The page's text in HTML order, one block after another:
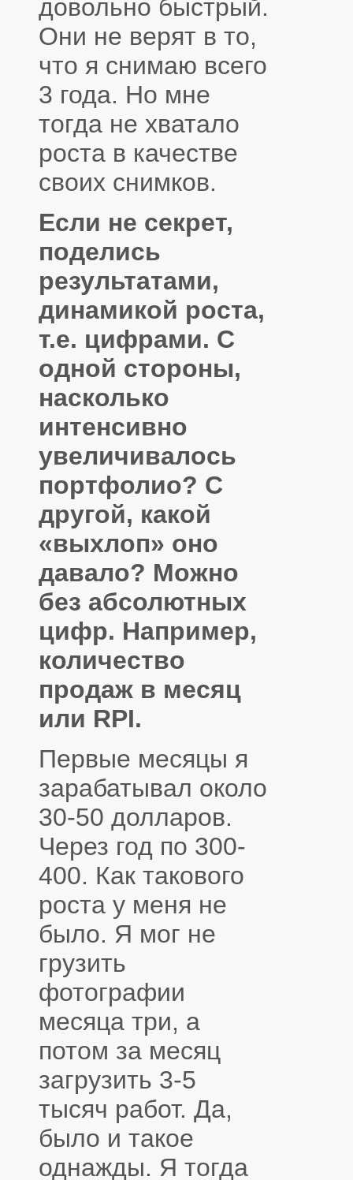
довольно быстрый.
Они не верят в то,
что я снимаю всего
3 года. Но мне
тогда не хватало
роста в качестве
своих снимков.
Если не секрет,
поделись
результатами,
динамикой роста,
т.е. цифрами. С
одной стороны,
насколько
интенсивно
увеличивалось
портфолио? С
другой, какой
«выхлоп» оно
давало? Можно
без абсолютных
цифр. Например,
количество
продаж в месяц
или RPI.
Первые месяцы я
зарабатывал около
30-50 долларов.
Через год по 300-
400. Как такового
роста у меня не
было. Я мог не
грузить
фотографии
месяца три, а
потом за месяц
загрузить 3-5
тысяч работ. Да,
было и такое
однажды. Я тогда